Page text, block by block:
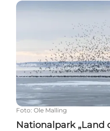
Nationalpark „Land der
Foto: Ole Malling
Nationalpark „Land